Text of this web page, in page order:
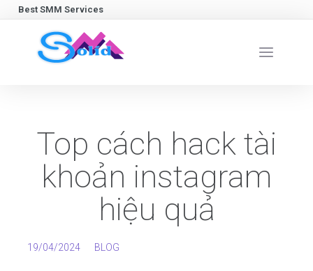
Best SMM Services
Top cách hack tài
khoản instagram
hiệu quả
19/04/2024 BLOG